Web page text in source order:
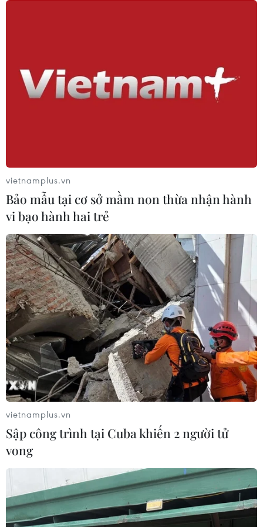
07/08/2026 11:51
Indonesia nỗ lực khống chế cháy
rừng tại Vườn Quốc gia Núi Bromo
07/08/2026 10:56
Thụy Sĩ khó đạt mục tiêu giảm phát
thải khí nhà kính vào năm 2030
07/08/2026 09:42
Bão Dolphin càn quét các đảo miền
Nam Nhật Bản, sân bay Okinawa
phải đóng cửa
07/08/2026 09:10
Từ ngày 9/8, cảnh báo nắng nóng
diện rộng ở khu vực Bắc Bộ và Trung
Bộ
07/08/2026 08:58
vietnamplus.vn
Bảo mẫu tại cơ sở mầm non thừa nhận hành
vi bạo hành hai trẻ
vietnamplus.vn
Sập công trình tại Cuba khiến 2 người tử
vong